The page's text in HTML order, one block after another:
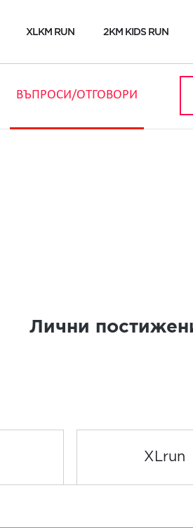
XLKM RUN 2KM KIDS RUN
ВЪПРОСИ/ОТГОВОРИ
Лични
XLrun